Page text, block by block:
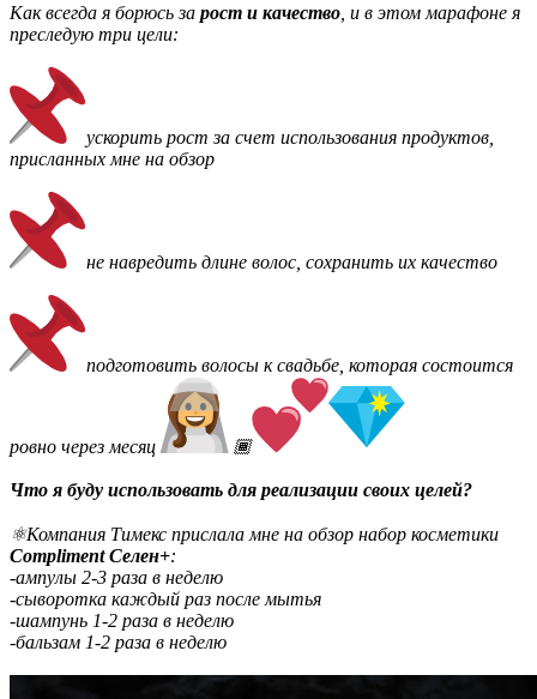
Как всегда я борюсь за рост и качество , и в этом марафоне я
преследую три цели:
ускорить рост за счет использования продуктов,
присланных мне на обзор
не навредить длине волос, сохранить их качество
подготовить волосы к свадьбе, которая состоится
ровно через месяц 🏾
Что я буду использовать для реализации своих целей?
⚛Компания Тимекс прислала мне на обзор набор косметики
Compliment Селен+:
-ампулы 2-3 раза в неделю
-сыворотка каждый раз после мытья
-шампунь 1-2 раза в неделю
-бальзам 1-2 раза в неделю